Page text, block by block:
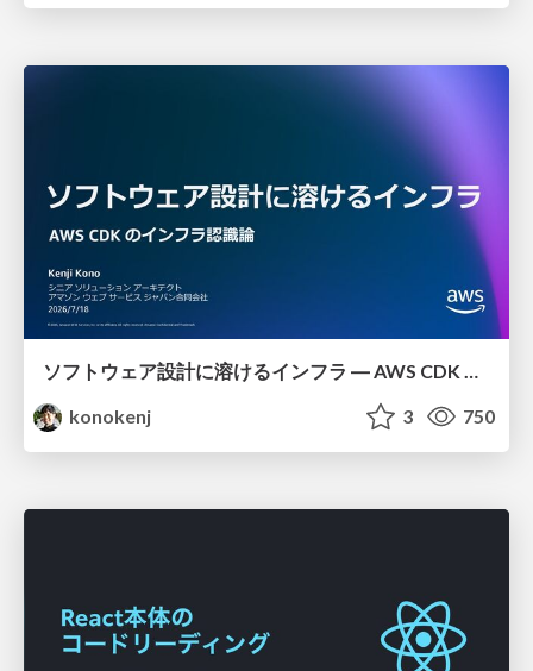
ソフトウェア設計に溶けるインフラ ― AWS CDK のインフラ認識論
konokenj
3 750